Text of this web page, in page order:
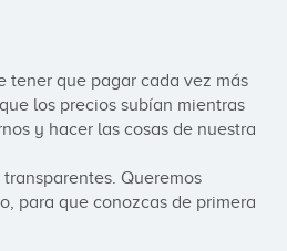
tener que pagar cada vez más
los precios subían mientras
y hacer las cosas de nuestra
Queremos
para que conozcas de primera